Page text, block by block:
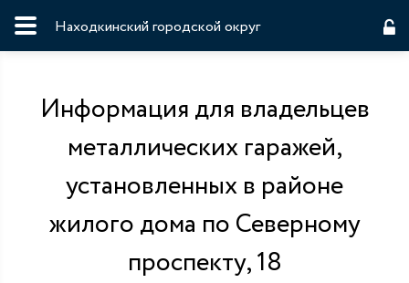
Находкинский городской округ
Информация для владельцев
металлических гаражей,
установленных в районе
жилого дома по Северному
проспекту, 18